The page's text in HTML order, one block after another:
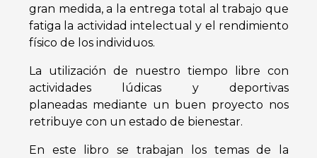
gran medida, a la entrega total al trabajo que
fatiga la actividad intelectual y el rendimiento
físico de los individuos.
La utilización de nuestro tiempo libre con
actividades lúdicas y deportivas
planeadas mediante un buen proyecto nos
retribuye con un estado de bienestar.
En este libro se trabajan los temas de la